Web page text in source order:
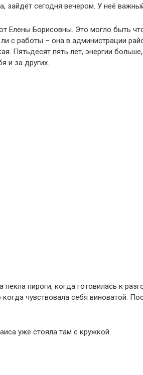
зайдёт сегодня вечером. У неё
Елены Борисовны. Это могло быть
с работы – она в администрации
Пятьдесят пять лет, энергии
и за других.
пироги, когда готовилась к
чувствовала себя виноватой.
уже стояла там с кружкой.